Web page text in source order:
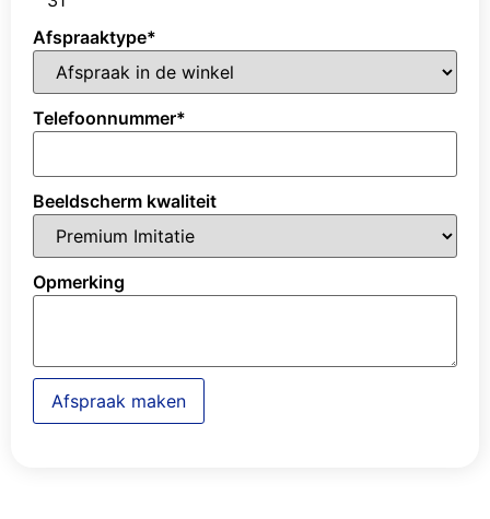
Afspraaktype*
Telefoonnummer*
Beeldscherm kwaliteit
Opmerking
Afspraak maken